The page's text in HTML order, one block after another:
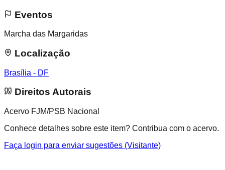
Eventos
Marcha das Margaridas
Localização
Brasília - DF
Direitos Autorais
Acervo FJM/PSB Nacional
Conhece detalhes sobre este item? Contribua com o acervo.
Faça login para enviar sugestões (Visitante)